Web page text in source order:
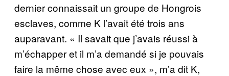
dernier connaissait un groupe de Hongrois
esclaves, comme K l’avait été trois ans
auparavant. « Il savait que j’avais réussi à
m’échapper et il m’a demandé si je pouvais
faire la même chose avec eux », m’a dit K,